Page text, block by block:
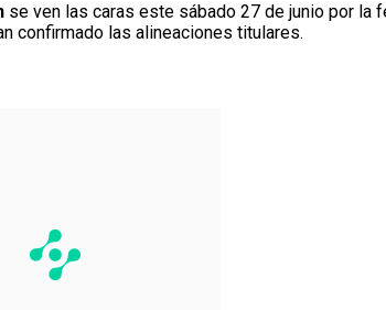
se ven las caras este sábado 27 de junio por la
confirmado las alineaciones titulares.